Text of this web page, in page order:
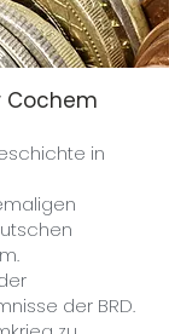
Cochem
in
der BRD.